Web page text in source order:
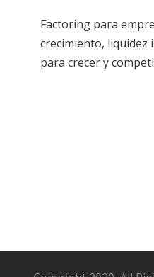
Factoring para
crecimiento, liquidez
para crecer y